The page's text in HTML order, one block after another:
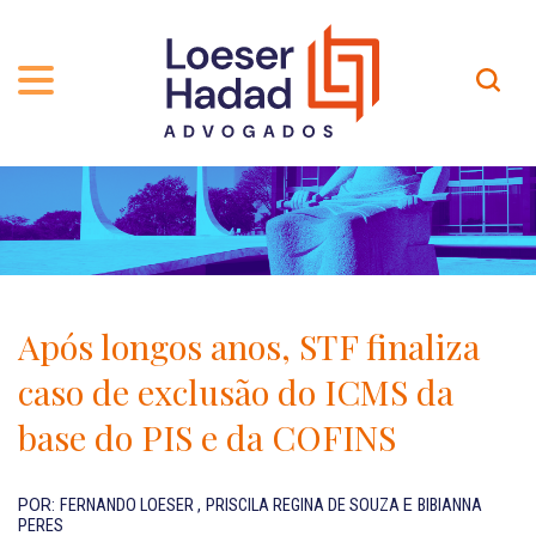
QUEM SOMOS
TRAJETÓRIA
INCLUSÃO E DIVERSIDADE
PRÊMIOS
NOSSA EQUIPE
ÁREAS DE ATUAÇÃO
PROFISSIONAIS
CARREIRA
Contato
Localização
Após longos anos, STF finaliza
caso de exclusão do ICMS da
base do PIS e da COFINS
POR: FERNANDO LOESER, PRISCILA REGINA DE SOUZA E BIBIANNA
PERES